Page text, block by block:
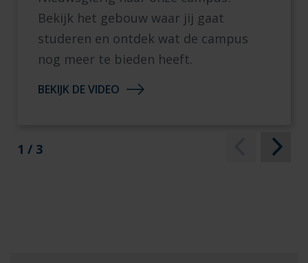
Bekijk het gebouw waar jij gaat
studeren en ontdek wat de campus
nog meer te bieden heeft.
BEKIJK DE VIDEO
1 / 3